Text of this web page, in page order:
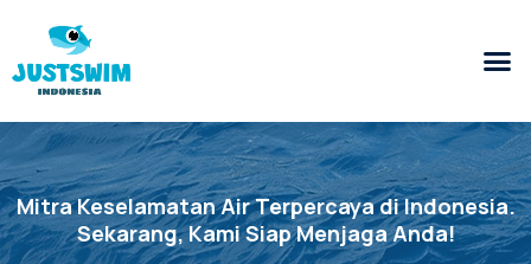
Mitra Keselamatan Air Terpercaya di Indonesia.
Sekarang, Kami Siap Menjaga Anda!